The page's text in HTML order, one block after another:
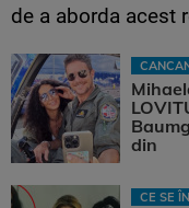
de a aborda acest
din
CE SE